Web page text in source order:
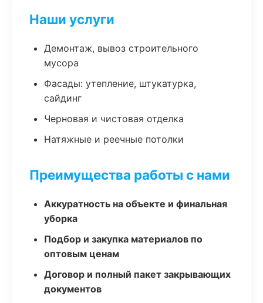
Наши услуги
Демонтаж, вывоз строительного
мусора
Фасады: утепление, штукатурка,
сайдинг
Черновая и чистовая отделка
Натяжные и реечные потолки
Преимущества работы с нами
Аккуратность на объекте и финальная
уборка
Подбор и закупка материалов по
оптовым ценам
Договор и полный пакет закрывающих
документов